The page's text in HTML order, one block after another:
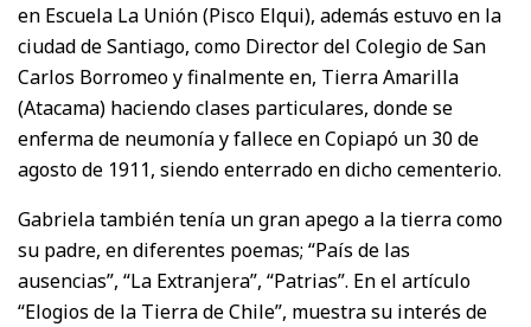
en Escuela La Unión (Pisco Elqui), además estuvo en la
ciudad de Santiago, como Director del Colegio de San
Carlos Borromeo y finalmente en, Tierra Amarilla
(Atacama) haciendo clases particulares, donde se
enferma de neumonía y fallece en Copiapó un 30 de
agosto de 1911, siendo enterrado en dicho cementerio.
Gabriela también tenía un gran apego a la tierra como
su padre, en diferentes poemas; “País de las
ausencias”, “La Extranjera”, “Patrias”. En el artículo
“Elogios de la Tierra de Chile”, muestra su interés de